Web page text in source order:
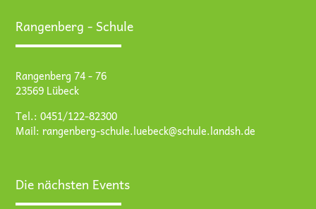
Rangenberg - Schule
Rangenberg 74 - 76
23569 Lübeck
Tel.: 0451/122-82300
Mail:rangenberg-schule.luebeck@schule.landsh.de
Die nächsten Events